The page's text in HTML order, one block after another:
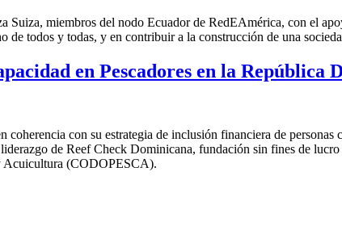
miembros del nodo Ecuador de RedEAmérica, con el
todos y todas, y en contribuir a la construcción de una
en Pescadores en la República
con su estrategia de inclusión financiera de
de Reef Check Dominicana, fundación sin fines de lucro
Acuicultura (CODOPESCA).